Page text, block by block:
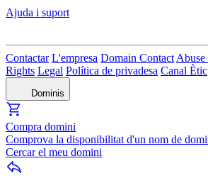
Ajuda i suport
Contactar L'empresa Domain Contact
Rights Legal Política de privadesa Canal Ètic
Dominis
Compra domini
Comprova la disponibilitat d'un nom de
Cercar el meu domini